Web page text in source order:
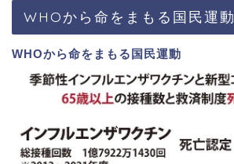
WHOから命をまもる国民運動
WHOから命をまもる国民運動